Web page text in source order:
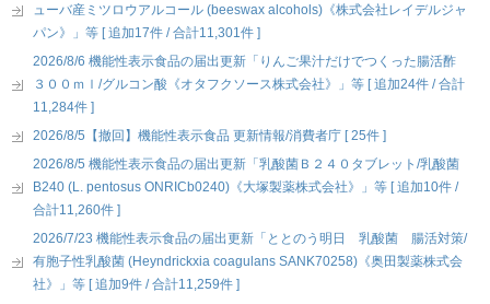
ューバ産ミツロウアルコール (beeswax alcohols)《株式会社レイデルジャ
パン》」等 [ 追加17件 / 合計11,301件 ]
2026/8/6 機能性表示食品の届出更新「りんご果汁だけでつくった腸活酢
３００ｍｌ/グルコン酸《オタフクソース株式会社》」等 [ 追加24件 / 合計
11,284件 ]
2026/8/5【撤回】機能性表示食品 更新情報/消費者庁 [ 25件 ]
2026/8/5 機能性表示食品の届出更新「乳酸菌Ｂ２４０タブレット/乳酸菌
B240 (L. pentosus ONRICb0240)《大塚製薬株式会社》」等 [ 追加10件 /
合計11,260件 ]
2026/7/23 機能性表示食品の届出更新「ととのう明日 乳酸菌 腸活対策/
有胞子性乳酸菌 (Heyndrickxia coagulans SANK70258)《奥田製薬株式会
社》」等 [ 追加9件 / 合計11,259件 ]